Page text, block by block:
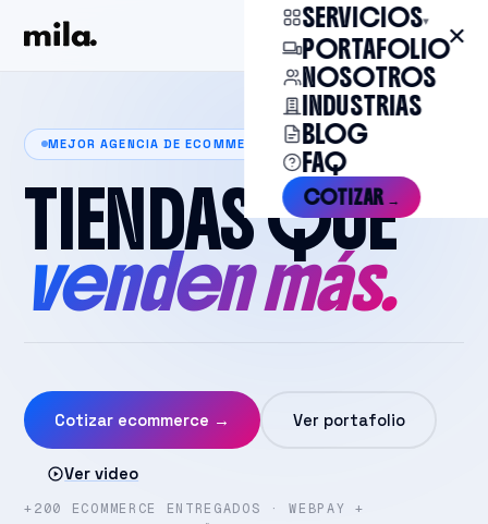
✕
SERVICIOS▾
PORTAFOLIO
NOSOTROS
INDUSTRIAS
BLOG
FAQ
COTIZAR →
Cotizar →
MEJOR AGENCIA DE ECOMMERCE EN CHILE
TIENDAS QUE
venden más.
Cotizar ecommerce → Ver portafolio
Ver video
+200 ECOMMERCE ENTREGADOS · WEBPAY +